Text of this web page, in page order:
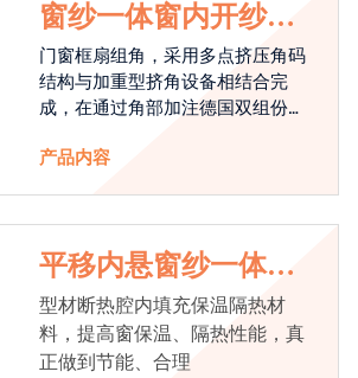
窗纱一体窗内开纱外
开系统
门窗框扇组角，采用多点挤压角码
结构与加重型挤角设备相结合完
成，在通过角部加注德国双组份胶
强度，促使窗使用寿命提升5-10
产品内容
平移内悬窗纱一体系
统
型材断热腔内填充保温隔热材
料，提高窗保温、隔热性能，真
正做到节能、合理